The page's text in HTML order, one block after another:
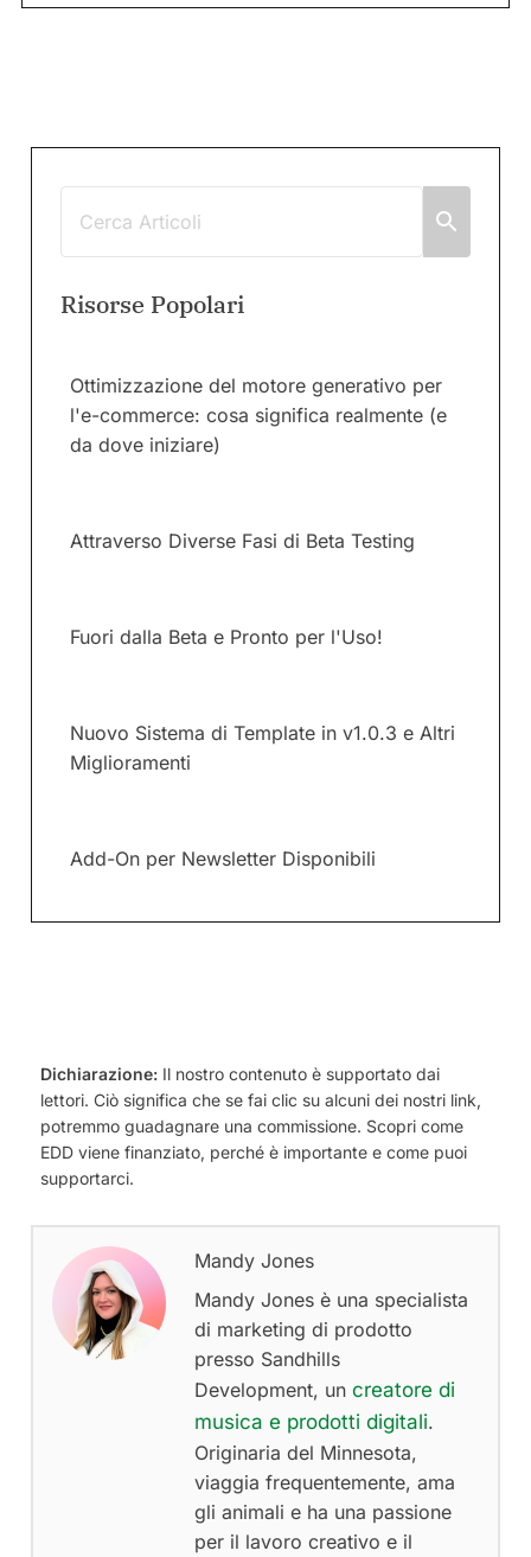
Risorse Popolari
Ottimizzazione del motore generativo per
l'e-commerce: cosa significa realmente (e
da dove iniziare)
Attraverso Diverse Fasi di Beta Testing
Fuori dalla Beta e Pronto per l'Uso!
Nuovo Sistema di Template in v1.0.3 e Altri
Miglioramenti
Add-On per Newsletter Disponibili
Dichiarazione: Il nostro contenuto è supportato dai
lettori. Ciò significa che se fai clic su alcuni dei nostri link,
potremmo guadagnare una commissione. Scopri come
EDD viene finanziato, perché è importante e come puoi
supportarci.
Mandy Jones
Mandy Jones è una specialista
di marketing di prodotto
presso Sandhills
Development, un creatore di
musica e prodotti digitali.
Originaria del Minnesota,
viaggia frequentemente, ama
gli animali e ha una passione
per il lavoro creativo e il